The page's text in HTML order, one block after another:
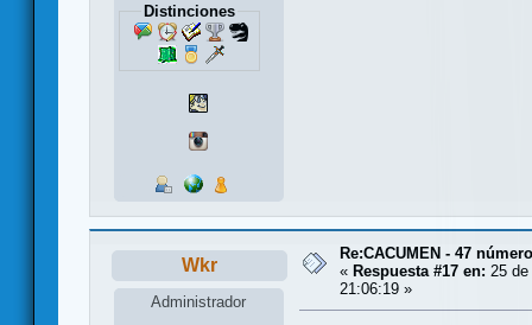
Distinciones
Wkr
Administrador
Re:CACUMEN - 47
« Respuesta #17 en: 25
21:06:19 »